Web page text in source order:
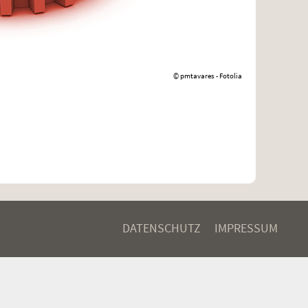
© pmtavares - Fotolia
DATENSCHUTZ IMPRESSUM